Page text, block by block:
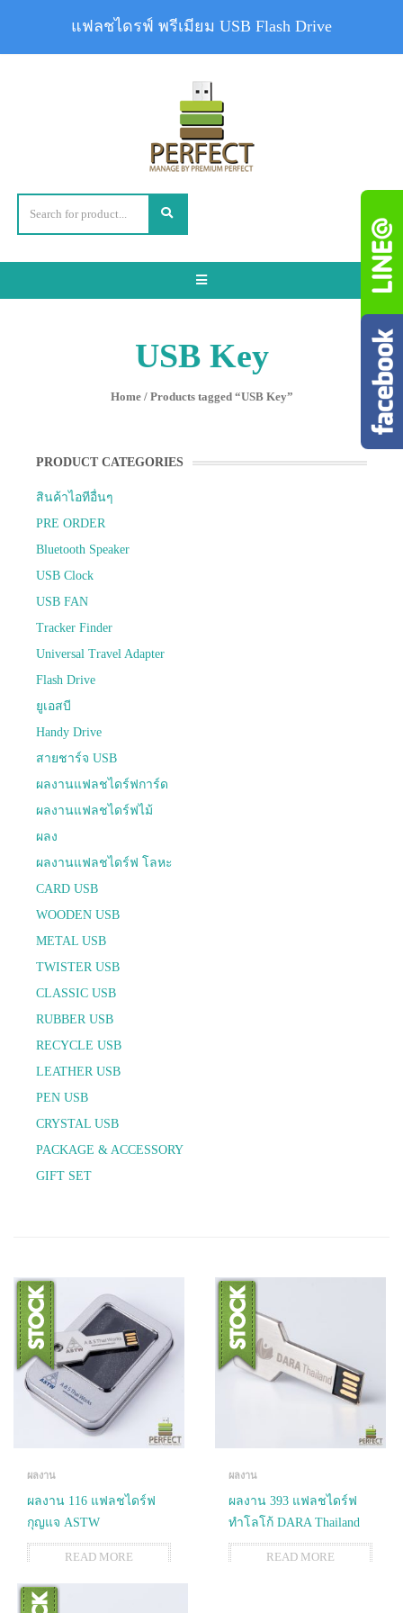
Toggle
USB Key
Home/ Products tagged “USB Key”
PRODUCT CATEGORIES
สินค้าไอทีอื่นๆ
PRE ORDER
Bluetooth Speaker
USB Clock
USB FAN
Tracker Finder
Universal Travel Adapter
Flash Drive
ยูเอสบี
Handy Drive
สายชาร์จ USB
ผลงานแฟลชไดร์ฟการ์ด
ผลงานแฟลชไดร์ฟไม้
ผลง
ผลงานแฟลชไดร์ฟ โลหะ
CARD USB
WOODEN USB
METAL USB
TWISTER USB
CLASSIC USB
RUBBER USB
RECYCLE USB
LEATHER USB
PEN USB
CRYSTAL USB
PACKAGE & ACCESSORY
GIFT SET
ผลงาน
ผลงาน 116 แฟลชไดร์ฟ
กุญแจ ASTW
READ MORE
ผลงาน
ผลงาน 393 แฟลชไดร์ฟ
ทำโลโก้ DARA Thailand
READ MORE
แฟลชไดรฟ์ พรีเมียม USB Flash Drive